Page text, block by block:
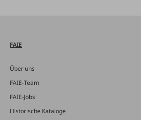
FAIE
Über uns
FAIE-Team
FAIE-Jobs
Historische Kataloge